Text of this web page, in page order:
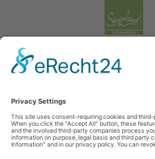
Legal information|data